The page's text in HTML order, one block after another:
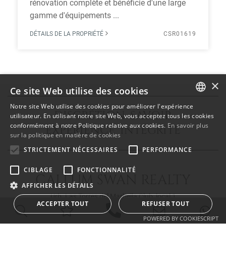
rénovation complète et bénéficie d'une large
gamme d'équipements ...
DÉTAILS DE LA PROPRIÉTÉ CSR01619
DISCRÉTION SAVOIR
EXPÉRIENCE INTÉGRITÉ
CALLUM SWAN REALTY
Urb. Las Torres del Marbella Club, local 1
Blvd. Principe Alfonso de Hohenlohe
29602 Marbella Málaga
ENGLISH
SPANISH
FRENCH
×
Ce site Web utilise des cookies
Notre site Web utilise des cookies pour améliorer l'expérience
utilisateur. En utilisant notre site Web, vous acceptez tous les cookies
conformément à notre Politique relative aux cookies. En savoir plus
sur la politique en matière de cookies
STRICTEMENT NÉCESSAIRES
PERFORMANCE
CIBLAGE
FONCTIONNALITÉ
AFFICHER LES DÉTAILS
ACCEPTER TOUT REFUSER TOUT
POWERED BY COOKIESCRIPT